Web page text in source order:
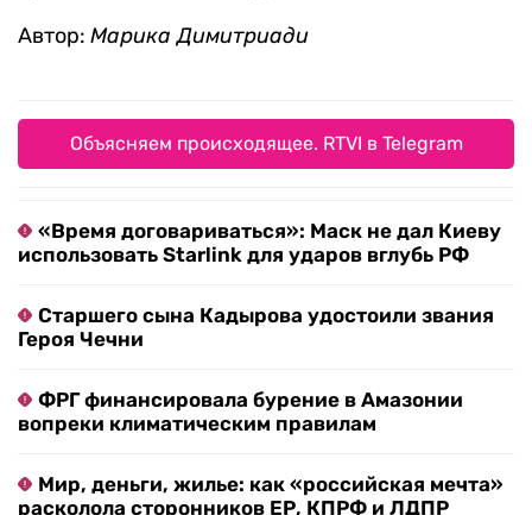
Автор: Марика Димитриади
Объясняем происходящее. RTVI в Telegram
«Время договариваться»: Маск не дал Киеву
использовать Starlink для ударов вглубь РФ
Старшего сына Кадырова удостоили звания
Героя Чечни
ФРГ финансировала бурение в Амазонии
вопреки климатическим правилам
Мир, деньги, жилье: как «российская мечта»
расколола сторонников ЕР, КПРФ и ЛДПР